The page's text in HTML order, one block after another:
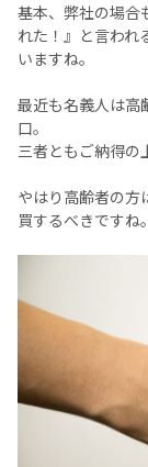
基本、弊社の場合
れた！』と言われ
いますね。
最近も名義人は高
口。
三者ともご納得の
やはり高齢者の方
買するべきですね。